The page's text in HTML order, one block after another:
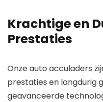
Krachtige en
Prestaties
Onze auto acculaders
prestaties en langdurig
geavanceerde